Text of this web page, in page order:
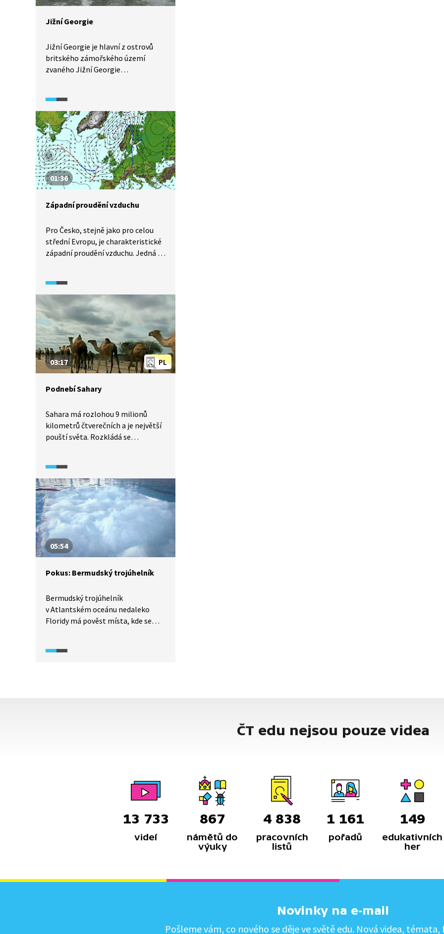
Jižní Georgie
Jižní Georgie je hlavní z ostrovů
britského zámořského území
zvaného Jižní Georgie
Ostrov v minulosti sloužil jako
základna lovců tuleňů a na začátku
20. století tu kotvily velrybářské
lodě. Dodnes jsou u pobřeží tohoto
neobydleného ostrova vidět vraky
lodí, které připomínají dávné časy.
01:36
Západní proudění vzduchu
Pro Česko, stejně jako pro celou
střední Evropu, je charakteristické
západní proudění vzduchu. Jedná se
a stálých tlakových útvarů
nad Atlantským oceánem,
islandské tlakové níže a azorské
tlakové výše.
PL
03:17
Podnebí Sahary
Sahara má rozlohou 9 milionů
kilometrů čtverečních a je největší
pouští světa. Rozkládá se
na území 10 států. Na první pohled
je to nehostinná pustina, v sobě ale
skrývá divokou krásu. Podnebí
Sahary není pro každého, přesto
nabízí řadu zajímavostí. Přijměte
naše pozvání na její virtuální
návštěvu.
05:54
Pokus: Bermudský trojúhelník
Bermudský trojúhelník
v Atlantském oceánu nedaleko
Floridy má pověst místa, kde se
na začátku 21. století s teorií,
ČT edu nejsou pouze videa
13 733
videí
867
námětů do
výuky
4 838
pracovních
listů
1 161
pořadů
149
edukativních
her
Novinky na e-mail
Pošleme vám, co nového se děje ve světě edu. Nová videa, témata,